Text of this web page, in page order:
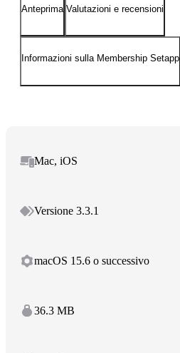
Anteprima Valutazioni e recensioni
Informazioni sulla Membership Setapp
Mac, iOS
Versione 3.3.1
macOS 15.6 o successivo
36.3 MB